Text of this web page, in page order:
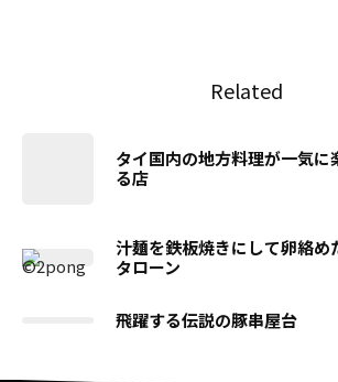
Related
タイ国内の地方料理が一気に
る店
汁麺を鉄板焼きにして卵絡め
タローン
飛躍する伝説の豚串屋台